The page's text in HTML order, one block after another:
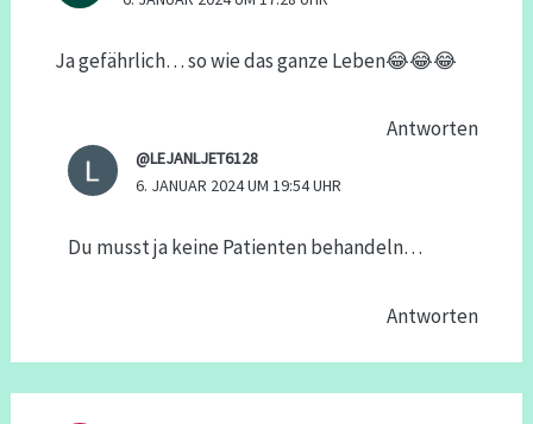
Ja gefährlich… so wie das ganze Leben😂😂😂
Antworten
@LEJANLJET6128
6. JANUAR 2024 UM 19:54 UHR
Du musst ja keine Patienten behandeln…
Antworten